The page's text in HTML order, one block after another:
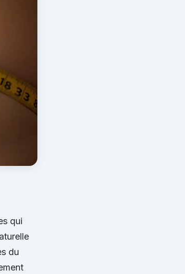
qui
du